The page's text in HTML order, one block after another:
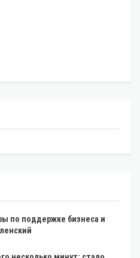
по поддержке бизнеса и